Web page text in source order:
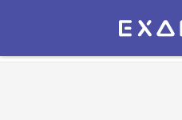
Экзамер — ЕГЭ 2027